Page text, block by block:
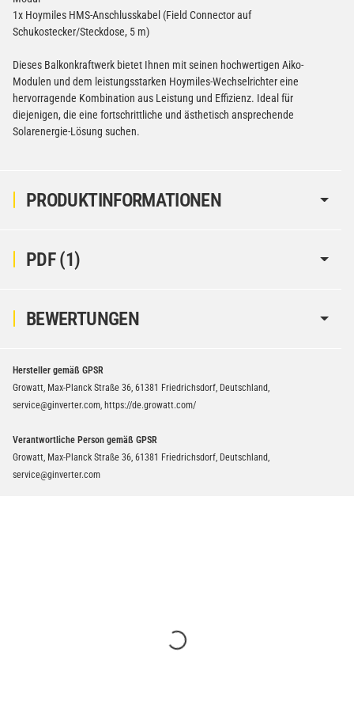
PRODUKTINFORMATIONEN
1x Hoymiles HMS-Anschlusskabel (Field Connector auf
Schukostecker/Steckdose, 5 m)
Dieses Balkonkraftwerk bietet Ihnen mit seinen hochwertigen Aiko-
Modulen und dem leistungsstarken Hoymiles-Wechselrichter eine
hervorragende Kombination aus Leistung und Effizienz. Ideal für
diejenigen, die eine fortschrittliche und ästhetisch ansprechende
Solarenergie-Lösung suchen.
PDF (1)
BEWERTUNGEN
Hersteller gemäß GPSR
Growatt, Max-Planck Straße 36, 61381 Friedrichsdorf, Deutschland,
service@ginverter.com, https://de.growatt.com/
Verantwortliche Person gemäß GPSR
Growatt, Max-Planck Straße 36, 61381 Friedrichsdorf, Deutschland,
service@ginverter.com